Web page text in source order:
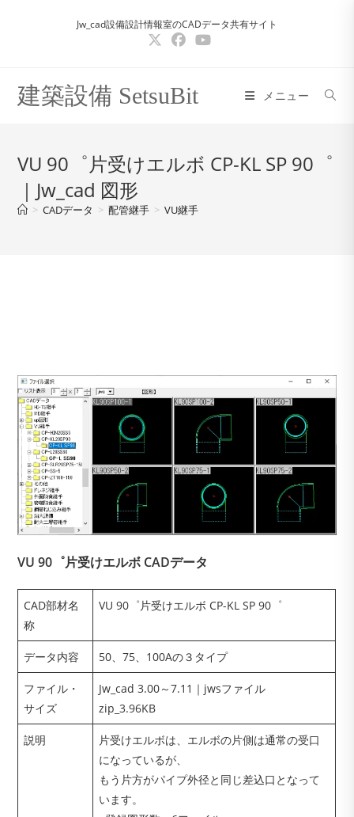
Jw_cad設備設計情報室のCADデータ共有サイト
建築設備 SetsuBit メニュー
VU 90゜片受けエルボ CP-KL SP 90゜
｜Jw_cad 図形
> CADデータ > 配管継手 > VU継手
VU 90゜片受けエルボ CADデータ
CAD部材名
称
VU 90゜片受けエルボ CP-KL SP 90゜
データ内容 50、75、100Aの３タイプ
ファイル・
サイズ
Jw_cad 3.00～7.11｜jwsファイル
zip_3.96KB
説明
片受けエルボは、エルボの片側は通常の受口
になっているが、
もう片方がパイプ外径と同じ差込口となって
います。